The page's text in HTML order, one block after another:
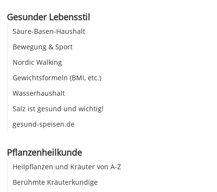
Gesunder Lebensstil
Säure-Basen-Haushalt
Bewegung & Sport
Nordic Walking
Gewichtsformeln (BMI, etc.)
Wasserhaushalt
Salz ist gesund und wichtig!
gesund-speisen.de
Pflanzenheilkunde
Heilpflanzen und Kräuter von A-Z
Berühmte Kräuterkundige